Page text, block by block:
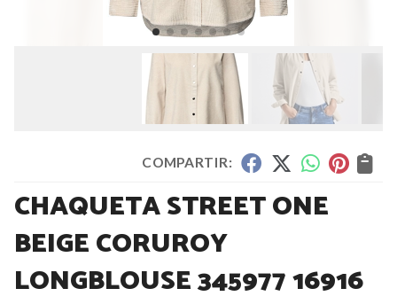
COMPARTIR:
CHAQUETA STREET ONE
BEIGE CORUROY
LONGBLOUSE 345977 16916